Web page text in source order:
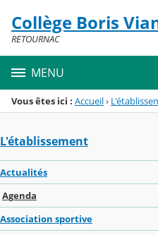
Menu de la rubrique
Contenu
Collège Boris
RETOURNAC
MENU
Vous êtes ici : Accueil›
L'établissement
Actualités
Agenda
Association sportive